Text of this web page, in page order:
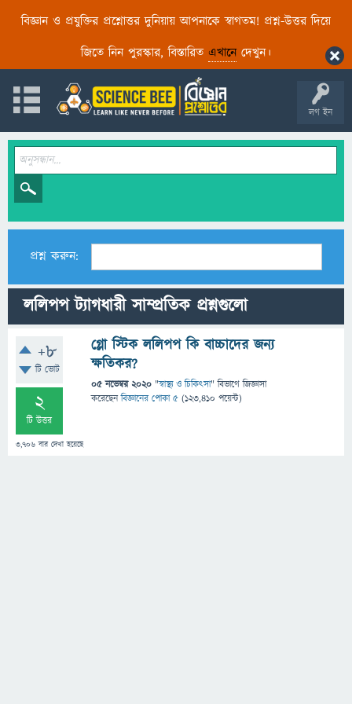
বিজ্ঞান ও প্রযুক্তির প্রশ্নোত্তর দুনিয়ায় আপনাকে স্বাগতম! প্রশ্ন-উত্তর দিয়ে
জিতে নিন পুরস্কার, বিস্তারিত এখানেদেখুন।
লগ ইন
প্রশ্ন করুন:
ললিপপ ট্যাগধারী সাম্প্রতিক প্রশ্নগুলো
+8
টি ভোট
2
টি উত্তর
3,706 বার দেখা হয়েছে
গ্লো স্টিক ললিপপ কি বাচ্চাদের জন্য
ক্ষতিকর?
05 নভেম্বর 2020 "স্বাস্থ্য ও চিকিৎসা" বিভাগে জিজ্ঞাসা
করেছেনবিজ্ঞানের পোকা ৫ (123,410 পয়েন্ট)